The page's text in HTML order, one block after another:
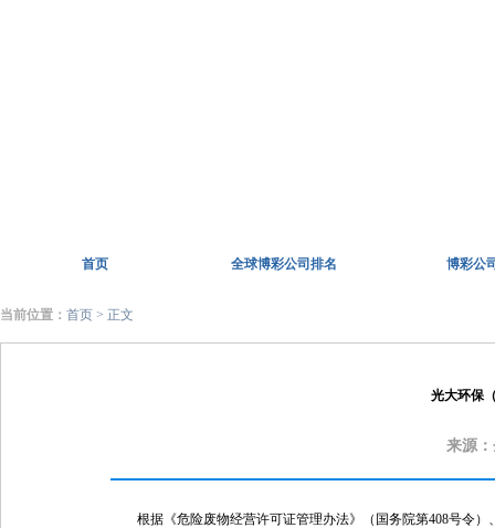
首页 全球博彩公司排名 博彩公
当前位置： 首页 > 正文
光大环保
来源：
根据《危险废物经营许可证管理办法》（国务院第408号令